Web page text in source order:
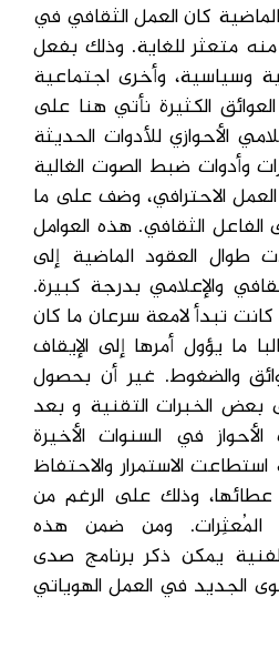
كان العمل الثقافي في
منه متعثر للغاية. وذلك بفعل
وسياسية، وأخرى اجتماعية
الكثيرة نأتي هنا على
الأحوازي للأدوات الحديثة
وأدوات ضبط الصوت الغالية
الاحترافي، وضف على ما
الثقافي. هذه العوامل
طوال العقود الماضية إلى
والإعلامي بدرجة كبيرة.
تبدأ لامعة سرعان ما كان
ما يؤول أمرها إلى الإيقاف
والضغوط. غير أن بحصول
بعض الخبرات التقنية و بعد
في السنوات الأخيرة
الاستمرار والاحتفاظ
وذلك على الرغم من
المُعثِرات. ومن ضمن هذه
يمكن ذكر برنامج صدى
الجديد في العمل الهوياتي